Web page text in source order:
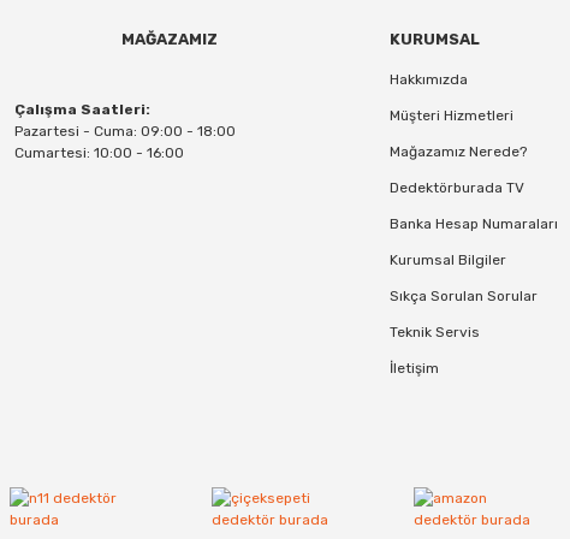
MAĞAZAMIZ
Çalışma Saatleri:
Pazartesi - Cuma: 09:00 - 18:00
Cumartesi: 10:00 - 16:00
KURUMSAL
Hakkımızda
Müşteri Hizmetleri
Mağazamız Nerede?
Dedektörburada TV
Banka Hesap Numaraları
Kurumsal Bilgiler
Sıkça Sorulan Sorular
Teknik Servis
İletişim